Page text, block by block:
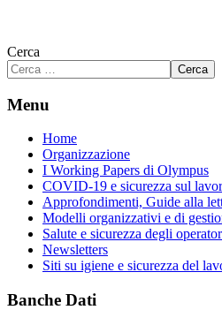
Cerca
Cerca
Menu
Home
Organizzazione
I Working Papers di Olympus
COVID-19 e sicurezza sul
Approfondimenti, Guide alla
Modelli organizzativi e di
Salute e sicurezza degli
Newsletters
Siti su igiene e sicurezza del
Banche Dati